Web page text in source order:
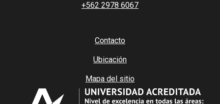
+562 2978 6067
Contacto
Ubicación
Mapa del sitio